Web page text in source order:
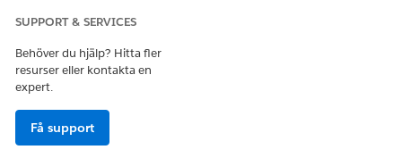
SUPPORT & SERVICES
Behöver du hjälp? Hitta fler
resurser eller kontakta en
expert.
Få support